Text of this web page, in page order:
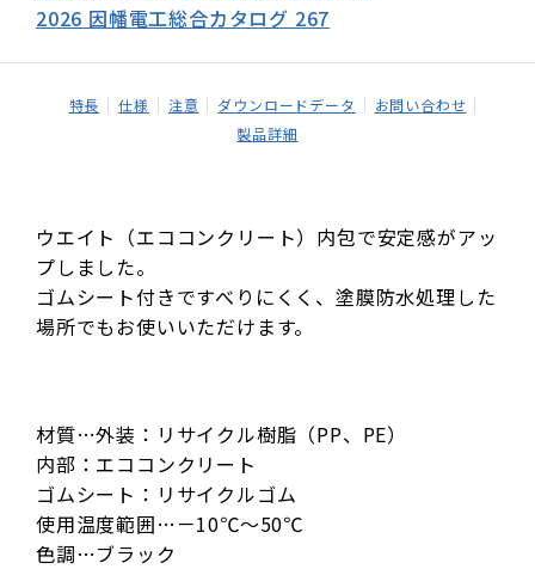
2026 因幡電工総合カタログ 267
特長 仕様 注意 ダウンロードデータ
お問い合わせ
製品詳細
ウエイト（エココンクリート）内包で安定感がアッ
プしました。
ゴムシート付きですべりにくく、塗膜防水処理した
場所でもお使いいただけます。
材質…外装：リサイクル樹脂（PP、PE）
内部：エココンクリート
ゴムシート：リサイクルゴム
使用温度範囲…－10℃～50℃
色調…ブラック